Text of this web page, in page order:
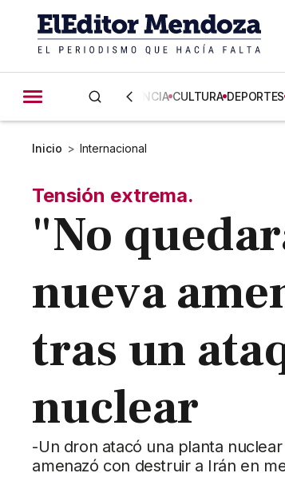
CIENCIA CULTURA DEPORTES
Inicio > Internacional
Tensión extrema.
"No
nueva
tras un
nuclear
-Un dron atacó una planta
amenazó con destruir a Irán en